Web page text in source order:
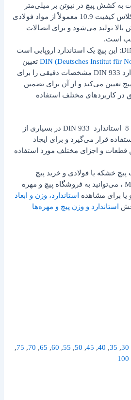
به کشش پیچ در نیوتن بر میلی‌متر
مربع است. پیچ با کلاس کیفیت 10.9 معمولاً از مواد فولادی
تولید می‌شود و برای اتصالات
است.
4. استاندارد DIN 933: این پیچ یک استاندارد اروپایی است
DIN (Deutsches Institut für تعیین
شده است. استاندارد DIN 933 مشخصات دقیقی را برای
تعیین می‌کند و از آن برای تضمین
در کاربردهای مختلف استفاده
پیچ فولادی 8 یا پیچ خشکه 8 استاندارد DIN 933 در بسیاری از
قرار می‌گیرد و برای ایجاد
قطعات و اجزای مختلف مورد استفاده
خشکه یا فولادی و خرید پیچ
M8x1.25 – Din-931 – 10.9 ، می‌توانید به فروشگاه پیچ و مهره
برای مشاهده
استاندارد، وزن و ابعاد
استاندارد و وزن پیچ و مهره‌ها
30
,
35
,
40
,
45
,
50
,
55
,
60
,
65
,
70
,
75
,
100